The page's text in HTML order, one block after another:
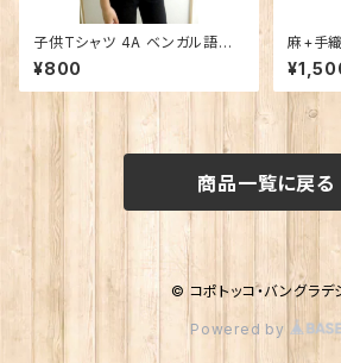
子供Tシャツ 4A ベンガル語文
字（男女兼用）
¥800
麻+手
商品一覧に戻る
© コポトッコ・バングラデ
Powered by